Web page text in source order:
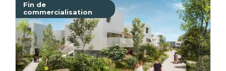
Fin de
commercialisation